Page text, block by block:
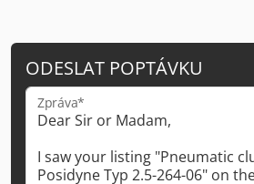
ODESLAT POPTÁVKU
Zpráva*